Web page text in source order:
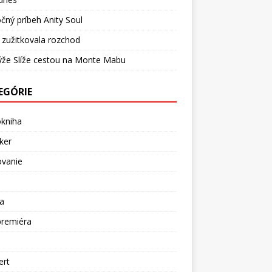
príbeh Anity Soul
zužitkovala rozchod
Slíže cestou na Monte Mabu